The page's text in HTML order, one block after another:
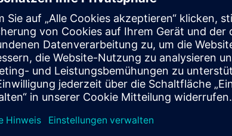
um Zugriff auf Erkenntnisse zu erhalten —
Portfolio innerhalb von Wochen, nicht Monaten